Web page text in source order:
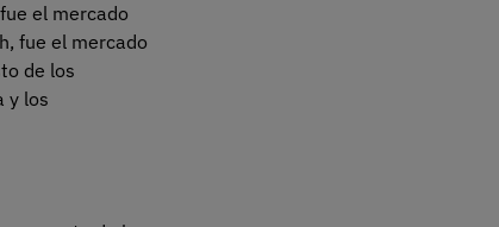
el mercado
fue el mercado
de los
y los